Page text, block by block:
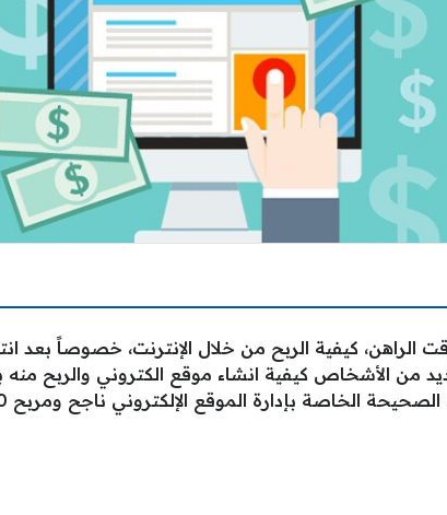
الراهن، كيفية الربح من خلال الإنترنت، خصوصاً بعد
العديد من الأشخاص كيفية انشاء موقع الكتروني
الخاصة بإدارة الموقع الإلكتروني ناجح ومربح 2020.